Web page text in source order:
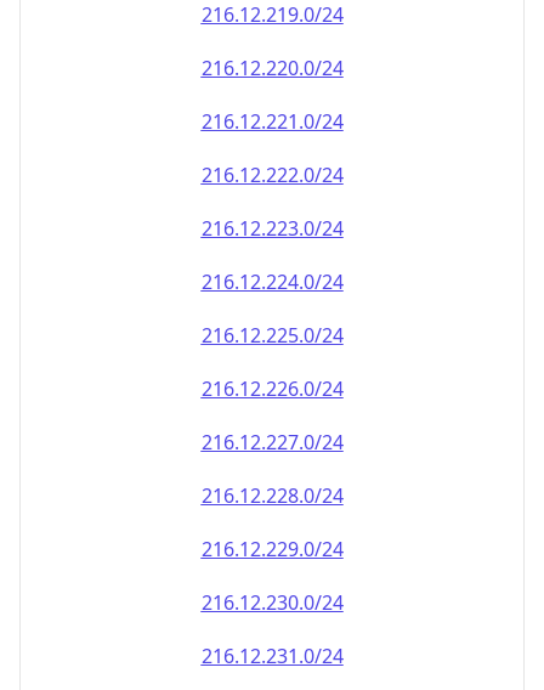
216.12.219.0/24
216.12.220.0/24
216.12.221.0/24
216.12.222.0/24
216.12.223.0/24
216.12.224.0/24
216.12.225.0/24
216.12.226.0/24
216.12.227.0/24
216.12.228.0/24
216.12.229.0/24
216.12.230.0/24
216.12.231.0/24